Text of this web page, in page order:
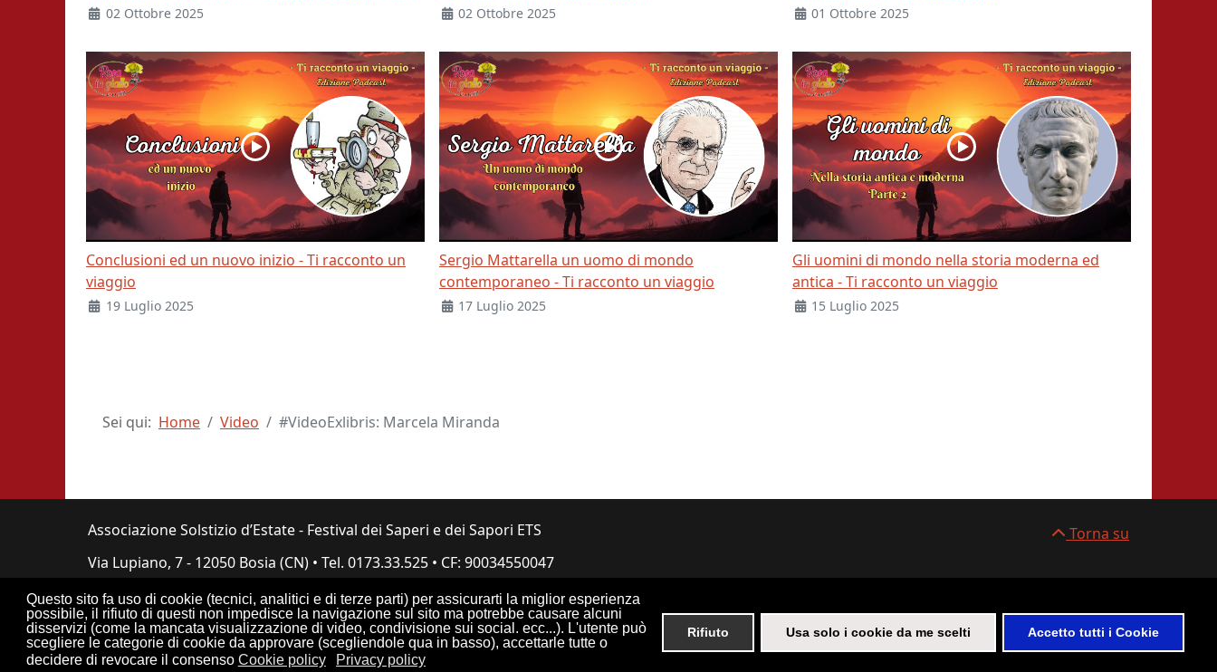
Questo sito fa uso di cookie (tecnici, analitici e di terze parti) per assicurarti la miglior esperienza
possibile, il rifiuto di questi non impedisce la navigazione sul sito ma potrebbe causare alcuni
disservizi (come la mancata visualizzazione di video, condivisione sui social. ecc...). L'utente può
scegliere le categorie di cookie da approvare (scegliendole qua in basso), accettarle tutte o
decidere di revocare il consenso Cookie policy Privacy policy
Rifiuto Usa solo i cookie da me scelti Accetto tutti i Cookie
02 Ottobre 2025 02 Ottobre 2025 01 Ottobre 2025
Conclusioni ed un nuovo inizio - Ti racconto un
viaggio
19 Luglio 2025
Sergio Mattarella un uomo di mondo
contemporaneo - Ti racconto un viaggio
17 Luglio 2025
Gli uomini di mondo nella storia moderna ed
antica - Ti racconto un viaggio
15 Luglio 2025
Sei qui: Home Video #VideoExlibris: Marcela Miranda
Associazione Solstizio d’Estate - Festival dei Saperi e dei Sapori ETS
Via Lupiano, 7 - 12050 Bosia (CN) • Tel. 0173.33.525 • CF: 90034550047
Torna su
Login